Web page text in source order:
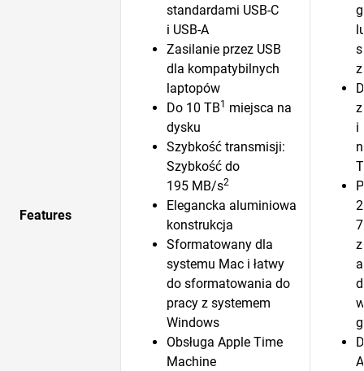
Features
standardami USB-C
i USB-A
Zasilanie przez USB
dla kompatybilnych
laptopów
Do 10 TB1 miejsca na
dysku
Szybkość transmisji:
Szybkość do
195 MB/s2
Elegancka aluminiowa
konstrukcja
Sformatowany dla
systemu Mac i łatwy
do sformatowania do
pracy z systemem
Windows
Obsługa Apple Time
Machine
i